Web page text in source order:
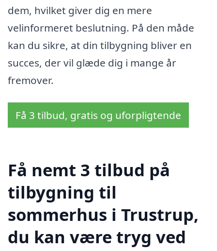
dem, hvilket giver dig en mere
velinformeret beslutning. På den måde
kan du sikre, at din tilbygning bliver en
succes, der vil glæde dig i mange år
fremover.
Få 3 tilbud, gratis og uforpligtende
Få nemt 3 tilbud på
tilbygning til
sommerhus i Trustrup,
du kan være tryg ved